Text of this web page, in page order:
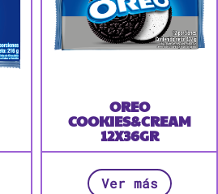
OREO
COOKIES&CREAM
12X36GR
Ver más